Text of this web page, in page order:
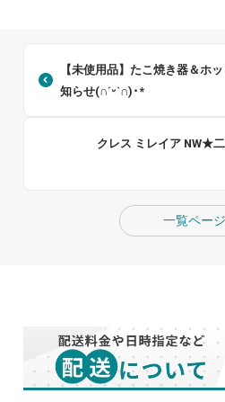
【未使用品】たこ焼き器＆ホ
知らせ(∩ˊᵕˋ∩)･*
クレス ミレイア NW★
一覧ペー